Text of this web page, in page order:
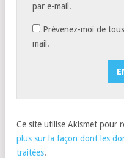
par e-mail.
Prévenez-moi de
mail.
Ce site utilise Akismet pour
plus sur la façon dont les
traitées.